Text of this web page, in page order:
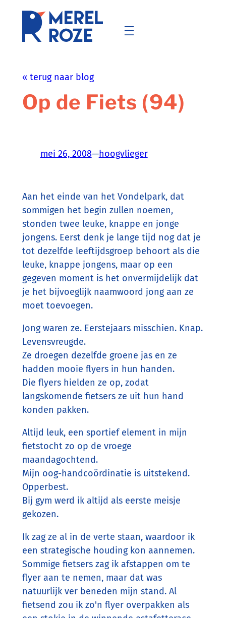
« terug naar blog
Op de Fiets (94)
mei 26, 2008—hoogvlieger
Aan het einde van het Vondelpark, dat
sommigen het begin zullen noemen,
stonden twee leuke, knappe en jonge
jongens. Eerst denk je lange tijd nog dat je
tot dezelfde leeftijdsgroep behoort als die
leuke, knappe jongens, maar op een
gegeven moment is het onvermijdelijk dat
je het bijvoeglijk naamwoord jong aan ze
moet toevoegen.
Jong waren ze. Eerstejaars misschien. Knap.
Levensvreugde.
Ze droegen dezelfde groene jas en ze
hadden mooie flyers in hun handen.
Die flyers hielden ze op, zodat
langskomende fietsers ze uit hun hand
konden pakken.
Altijd leuk, een sportief element in mijn
fietstocht zo op de vroege
maandagochtend.
Mijn oog-handcoördinatie is uitstekend.
Opperbest.
Bij gym werd ik altijd als eerste meisje
gekozen.
Ik zag ze al in de verte staan, waardoor ik
een strategische houding kon aannemen.
Sommige fietsers zag ik afstappen om te
flyer aan te nemen, maar dat was
natuurlijk ver beneden mijn stand. Al
fietsend zou ik zo'n flyer overpakken als